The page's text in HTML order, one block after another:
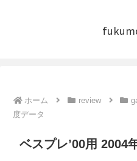
ホーム review
度データ
ベスプレ’00用 2004